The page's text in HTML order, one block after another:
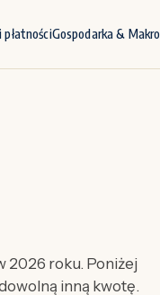
płatnościGospodarka & Makro
2026 roku. Poniżej
inną kwotę.